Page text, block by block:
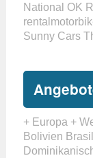
National OK
Sunny Cars
+ Europa +
Bolivien